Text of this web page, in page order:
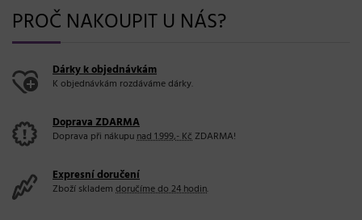
PROČ NAKOUPIT U NÁS?
Dárky k objednávkám
K objednávkám rozdáváme dárky.
Doprava ZDARMA
Doprava při nákupunad 1.999,- KčZDARMA!
Expresní doručení
Zboží skladem doručíme do 24 hodin.